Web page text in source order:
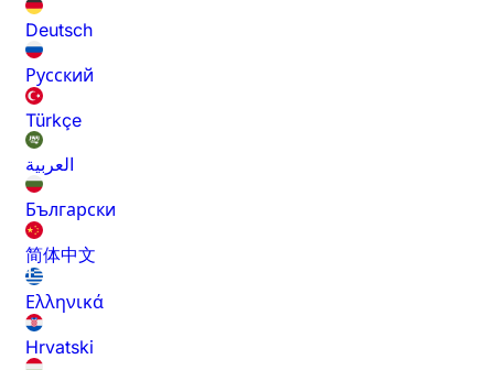
Deutsch
Русский
Türkçe
العربية
Български
简体中文
Ελληνικά
Hrvatski